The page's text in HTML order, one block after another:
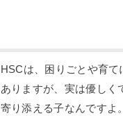
HSCは、困りごとや育て
ありますが、実は優しく
寄り添える子なんですよ